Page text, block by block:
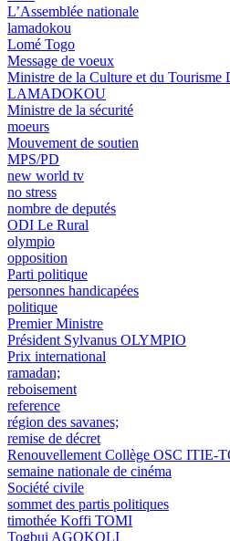
L’Assemblée nationale
lamadokou
Lomé Togo
Message de voeux
Ministre de la Culture et du Tourisme
LAMADOKOU
Ministre de la sécurité
moeurs
Mouvement de soutien
MPS/PD
new world tv
no stress
nombre de deputés
ODI Le Rural
olympio
opposition
Parti politique
personnes handicapées
politique
Premier Ministre
Président Sylvanus OLYMPIO
Prix international
ramadan;
reboisement
reference
région des savanes;
remise de décret
Renouvellement Collège OSC ITIE-
semaine nationale de cinéma
Société civile
sommet des partis politiques
timothée Koffi TOMI
Togbui AGOKOLI